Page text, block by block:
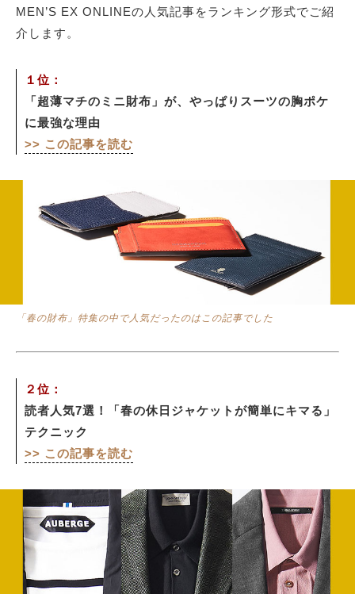
MEN’S EX ONLINEの人気記事をランキング形式でご紹
介します。
１位：
「超薄マチのミニ財布」が、やっぱりスーツの胸ポケ
に最強な理由
>> この記事を読む
「春の財布」特集の中で人気だったのはこの記事でした
２位：
読者人気7選！「春の休日ジャケットが簡単にキマる」
テクニック
>> この記事を読む
MAGAZINE
サイトマップ